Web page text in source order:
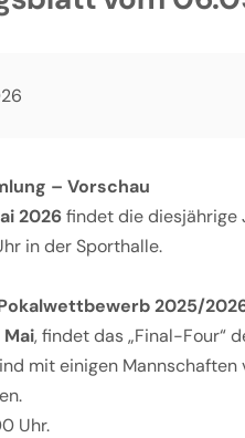
– Vorschau
2026findet die diesjährige
in der Sporthalle.
2025/
Mai, findet das „Final-Four“
mit einigen
Uhr.